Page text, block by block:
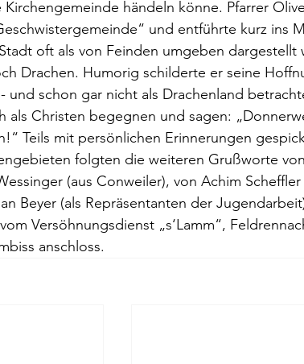
Kirchengemeinde händeln könne. Pfarrer
und entführte kurz ins
oft als von Feinden umgeben
Drachen. Humorig schilderte er seine
und schon gar nicht als Drachenland
als Christen begegnen und sagen:
Teils mit persönlichen Erinnerungen
folgten die weiteren Grußworte
(aus Conweiler), von Achim
Beyer (als Repräsentanten der
Versöhnungsdienst „s‘Lamm“,
anschloss.